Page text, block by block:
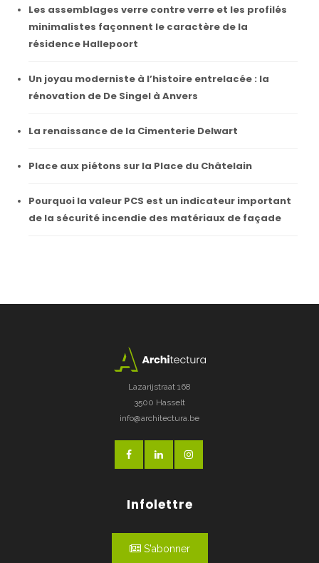
Les assemblages verre contre verre et les profilés
minimalistes façonnent le caractère de la
résidence Hallepoort
Un joyau moderniste à l’histoire entrelacée : la
rénovation de De Singel à Anvers
La renaissance de la Cimenterie Delwart
Place aux piétons sur la Place du Châtelain
Pourquoi la valeur PCS est un indicateur important
de la sécurité incendie des matériaux de façade
Lazarijstraat 168
3500 Hasselt
info@architectura.be
Infolettre
S'abonner